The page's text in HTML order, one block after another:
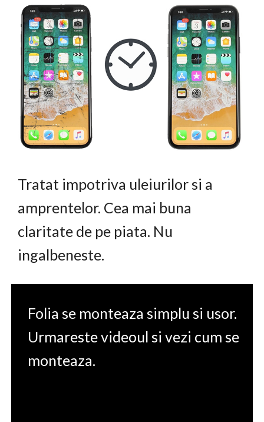
Tratat impotriva uleiurilor si a
amprentelor. Cea mai buna
claritate de pe piata. Nu
ingalbeneste.
Folia se monteaza simplu si usor.
Urmareste videoul si vezi cum se
monteaza.